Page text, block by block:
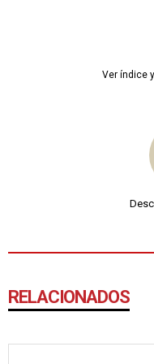
Ver índice
RELACIONADOS